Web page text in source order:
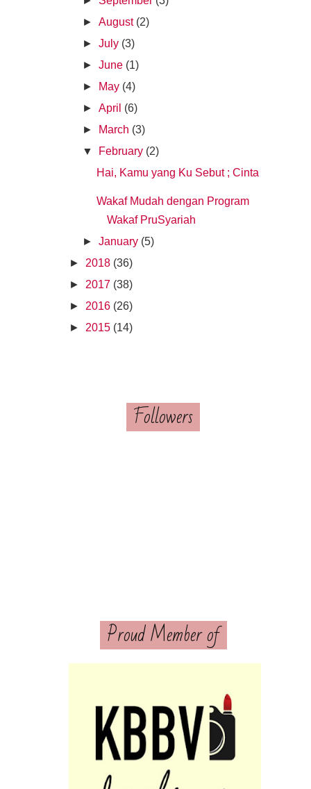
►August (2)
►July (3)
►June (1)
►
May (4)
►April (6)
►
March (3)
▼
February (2)
Hai, Kamu yang Ku Sebut ; Cinta
Wakaf Mudah dengan Program
Wakaf PruSyariah
►January (5)
► 2018 (36)
► 2017 (38)
► 2016 (26)
► 2015 (14)
Followers
Proud Member of